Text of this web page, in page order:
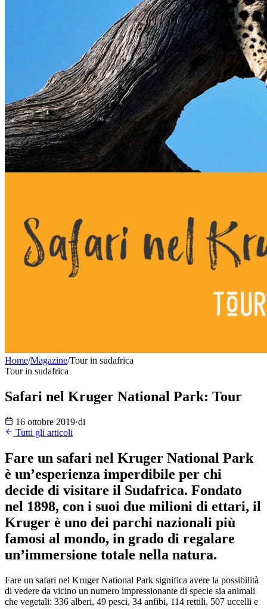
Home/Magazine/Tour in sudafrica
Tour in sudafrica
Safari nel Kruger National Park: Tour
16 ottobre 2019·di
Tutti gli articoli
Fare un safari nel Kruger National Park
è un’esperienza imperdibile per chi
decide di visitare il Sudafrica. Fondato
nel 1898, con i suoi due milioni di ettari, il
Kruger è uno dei parchi nazionali più
famosi al mondo, in grado di regalare
un’immersione totale nella natura.
Fare un safari nel Kruger National Park significa avere la possibilità
di vedere da vicino un numero impressionante di specie sia animali
che vegetali: 336 alberi, 49 pesci, 34 anfibi, 114 rettili, 507 uccelli e